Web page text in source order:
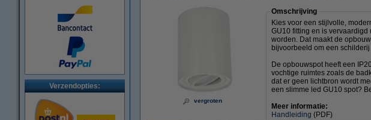
Verzendopties:
vergroten
Omschrijving
Kies voor een stijlvolle,
GU10 fitting en is vervaardigd
worden. Dat maakt de
bijvoorbeeld om een
De opbouwspot heeft een
vochtige ruimtes zoals de
dat er geen lichtbron wordt
een slimme led GU10 spot?
Meer informatie:
Handleiding (PDF)